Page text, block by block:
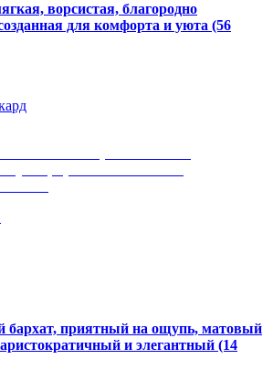
ворсистая, благородно
для комфорта и уюта (56
бархат, приятный на ощупь, матовый
и элегантный (14